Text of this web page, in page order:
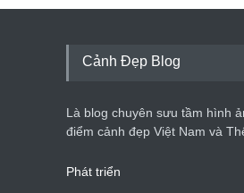
Cảnh Đẹp Blog
Là blog chuyên sưu tầm hình
điểm cảnh đẹp Việt Nam và
Phát triển